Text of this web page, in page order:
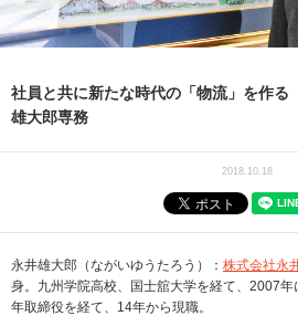
社員と共に新たな時代の「物流」を作
雄大郎専務
2018.10.18
永井雄大郎（ながいゆうたろう）： 株式会社永
身。九州学院高校、国士舘大学を経て、2007
年取締役を経て、14年から現職。